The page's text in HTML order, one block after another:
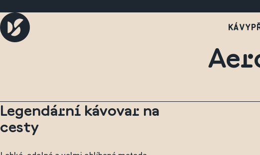
KÁVY
Legendární kávovar na
cesty